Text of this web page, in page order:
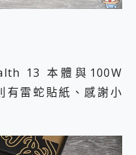
13 本體與100W
有雷蛇貼紙、感謝小